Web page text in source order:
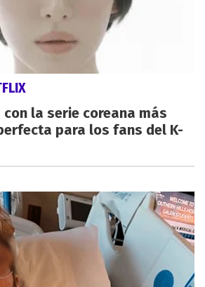
la serie coreana más
para los fans del K-